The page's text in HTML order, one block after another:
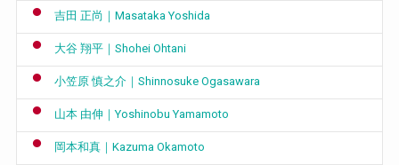
吉田 正尚｜Masataka Yoshida
大谷 翔平｜Shohei Ohtani
小笠原 慎之介｜Shinnosuke Ogasawara
山本 由伸｜Yoshinobu Yamamoto
岡本和真｜Kazuma Okamoto